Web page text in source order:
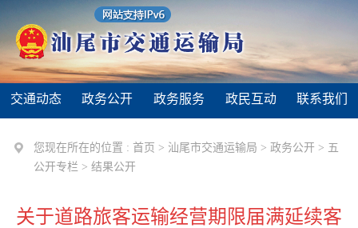
交通动态 政务公开 政务服务 政民互动 联系我们
您现在所在的位置 : 首页 > 汕尾市交通运输局 >政务公开 > 五
公开专栏 >结果公开
关于道路旅客运输经营期限届满延续客